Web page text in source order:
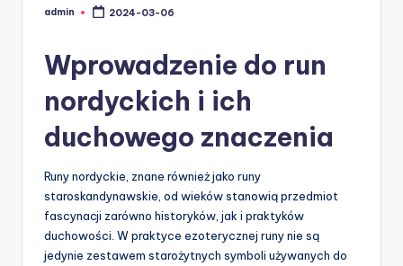
Posted
admin 2024-03-06
Wprowadzenie do run
nordyckich i ich
duchowego znaczenia
Runy nordyckie, znane również jako runy
staroskandynawskie, od wieków stanowią przedmiot
fascynacji zarówno historyków, jak i praktyków
duchowości. W praktyce ezoterycznej runy nie są
jedynie zestawem starożytnych symboli używanych do